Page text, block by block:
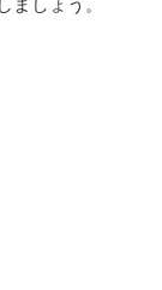
ましょう。